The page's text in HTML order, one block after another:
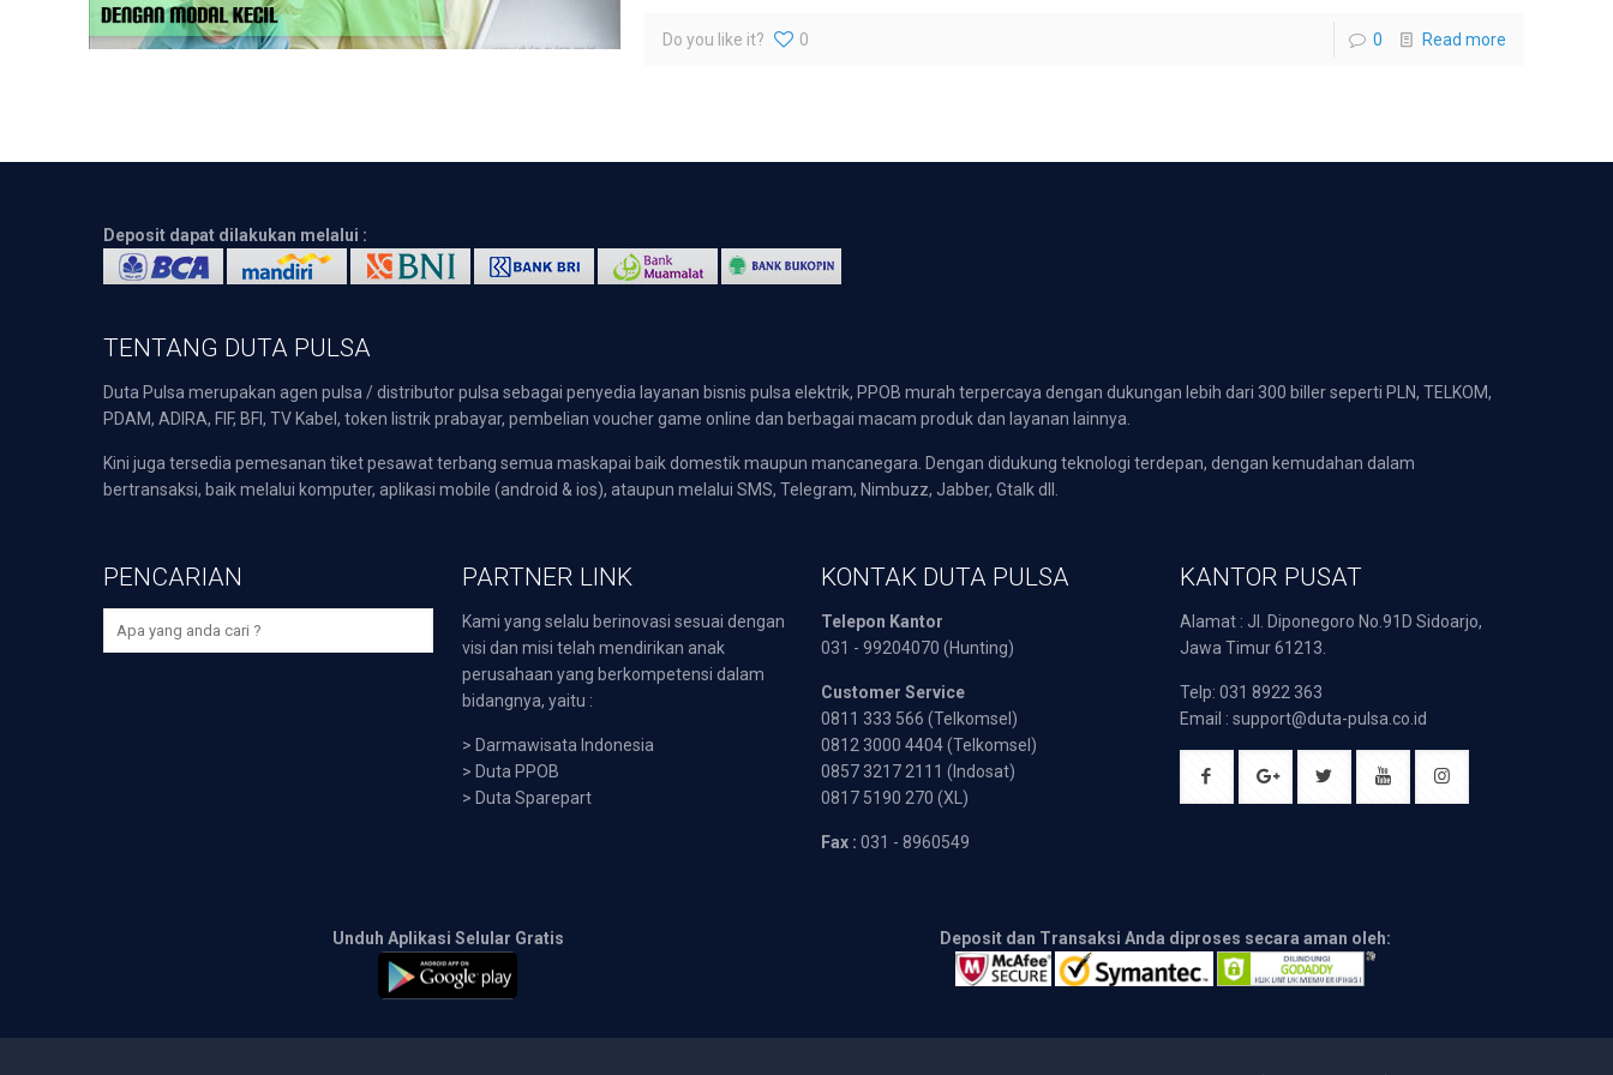
Do you like it? 0 0 Read more
Deposit dapat dilakukan melalui :
TENTANG DUTA PULSA
Duta Pulsa merupakan agen pulsa / distributor pulsa sebagai penyedia layanan bisnis pulsa elektrik, PPOB murah terpercaya dengan dukungan lebih dari 300 biller seperti PLN, TELKOM,
PDAM, ADIRA, FIF, BFI, TV Kabel, token listrik prabayar, pembelian voucher game online dan berbagai macam produk dan layanan lainnya.
Kini juga tersedia pemesanan tiket pesawat terbang semua maskapai baik domestik maupun mancanegara. Dengan didukung teknologi terdepan, dengan kemudahan dalam
bertransaksi, baik melalui komputer, aplikasi mobile (android & ios), ataupun melalui SMS, Telegram, Nimbuzz, Jabber, Gtalk dll.
PENCARIAN PARTNER LINK
Kami yang selalu berinovasi sesuai dengan
visi dan misi telah mendirikan anak
perusahaan yang berkompetensi dalam
bidangnya, yaitu :
> Darmawisata Indonesia
> Duta PPOB
> Duta Sparepart
KONTAK DUTA PULSA
Telepon Kantor
031 - 99204070 (Hunting)
Customer Service
0811 333 566 (Telkomsel)
0812 3000 4404 (Telkomsel)
0857 3217 2111 (Indosat)
0817 5190 270 (XL)
Fax : 031 - 8960549
KANTOR PUSAT
Alamat : Jl. Diponegoro No.91D Sidoarjo,
Jawa Timur 61213.
Telp: 031 8922 363
Email : support@duta-pulsa.co.id
Unduh Aplikasi Selular Gratis Deposit dan Transaksi Anda diproses secara aman oleh: